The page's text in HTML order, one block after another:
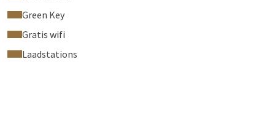
Green Key
Gratis wifi
Laadstations